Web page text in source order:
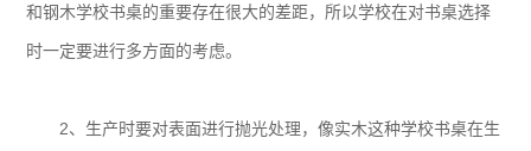
和钢木学校书桌的重要存在很大的差距，所以学校在对书桌选择
时一定要进行多方面的考虑。
2、生产时要对表面进行抛光处理，像实木这种学校书桌在生